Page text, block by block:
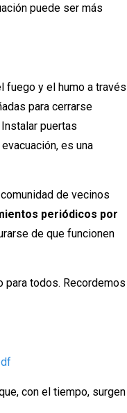
puede ser más
fuego y el humo a través
para cerrarse
puertas
es una
de vecinos
periódicos por
de que funcionen
para todos. Recordemos
con el tiempo, surgen